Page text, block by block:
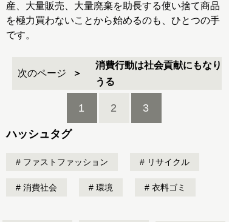
産、大量販売、大量廃棄を助長する使い捨て商品
を極力買わないことから始めるのも、ひとつの手
です。
次のページ
消費行動は社会貢献にもなり
うる
1 2 3
ハッシュタグ
ファストファッション リサイクル
消費社会 環境 衣料ゴミ